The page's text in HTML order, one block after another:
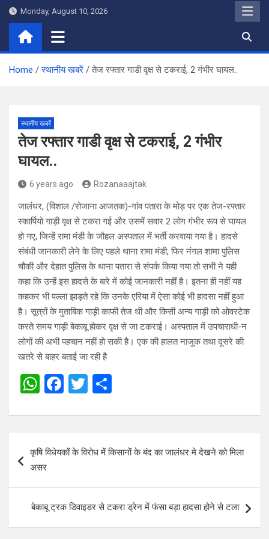
Skip
content
Monday, August 10, 2026
Home स्थानीय खबरें तेज रफ्तार गाडी वृक्ष से टकराई, 2 गंभीर घायल..
स्थानीय खबरें
तेज रफ्तार गाडी वृक्ष से टकराई, 2 गंभीर
घायल..
6 years ago Rozanaaajtak
जालंधर, (विशाल /रोजाना आजतक)-गांव पतारा के मोड़ पर एक तेज-रफ्तार
स्कार्पियो गाड़ी वृक्ष से टकरा गई और उसमें सवार 2 लोग गंभीर रूप से घायल
हो गए, जिन्हें रामा मंडी के जौहल अस्पताल में भर्ती करवाया गया है। हादसे
संबंधी जानकारी लेने के लिए पहले थाना रामा मंडी, फिर नंगल शामा पुलिस
चौकी और देहात पुलिस के थाना पतारा से संपर्क किया गया तो सभी ने यही
कहा कि उन्हें इस हादसे के बारे में कोई जानकारी नहीं है। इतना ही नहीं यह
कहकर भी पल्ला झाड़ते रहे कि उनके एरिया में ऐसा कोई भी हादसा नहीं हुआ
है। सूत्रों के मुताबिक गाड़ी काफी तेज थी और किसी अन्य गाड़ी को ओवरटेक
करते समय गाड़ी बेकाबू होकर वृक्ष से जा टकराई। अस्पताल में उपचाराधी-न
लोगों की अभी पहचान नहीं हो सकी है। एक की हालत नाजुक तथा दूसरे की
खतरे से बाहर बताई जा रही है
W
at
s
A
p
F
ce
b
o
k
T
tt
er
ar
e
navigation
कृषि विधेयकों के विरोध में किसानाें के बंद का जालंधर मे देखने को मिला
असर
बेकाबू ट्रक डिवाइडर से टकरा ड्रेन में फंसा बड़ा हादसा होने से टला